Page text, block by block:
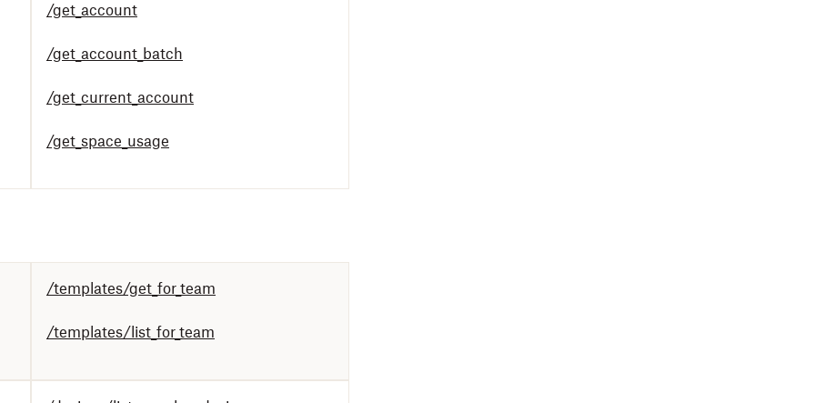
/get_account
/get_account_batch
/get_current_account
/get_space_usage
/templates/get_for_team
/templates/list_for_team